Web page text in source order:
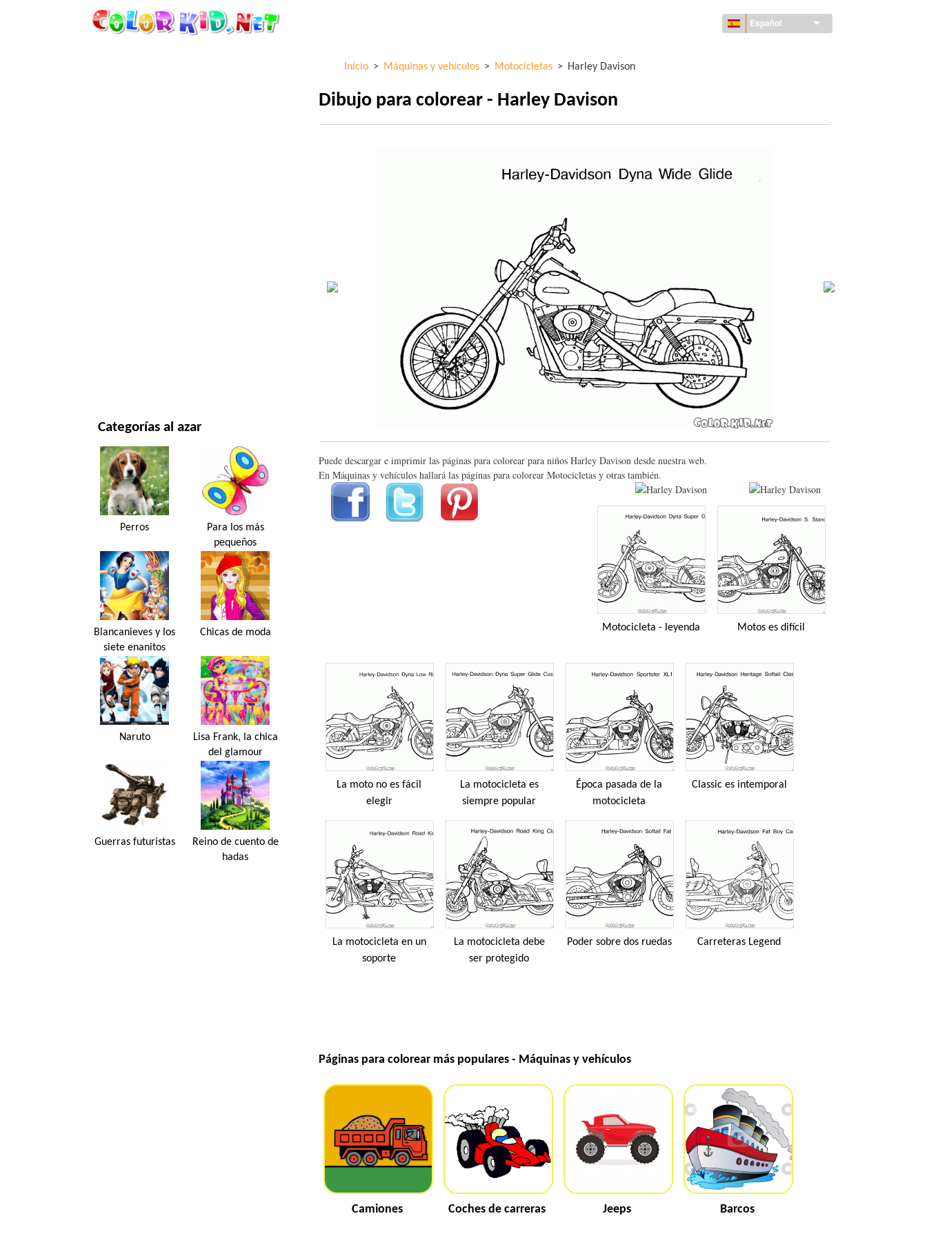
Español
Categorías al azar
Perros
Para los más
pequeños
Blancanieves y los
siete enanitos
Chicas de moda
Naruto
Lisa Frank, la chica
del glamour
Guerras futuristas
Reino de cuento de
hadas
Inicio > Máquinas y vehículos > Motocicletas > Harley Davison
Dibujo para colorear - Harley Davison
Puede descargar e imprimir las páginas para colorear para niños Harley Davison desde nuestra web.
En Máquinas y vehículos hallará las páginas para colorear Motocicletas y otras también.
Motocicleta - leyenda Motos es difícil
La moto no es fácil
elegir
La motocicleta es
siempre popular
Época pasada de la
motocicleta
Classic es intemporal
La motocicleta en un
soporte
La motocicleta debe
ser protegido
Poder sobre dos ruedas Carreteras Legend
Páginas para colorear más populares - Máquinas y vehículos
Camiones Coches de carreras Jeeps Barcos